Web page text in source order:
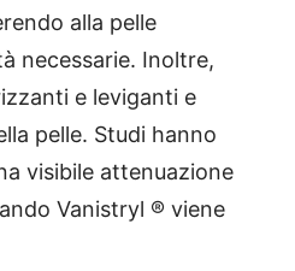
alla pelle
necessarie. Inoltre,
e leviganti e
pelle. Studi hanno
visibile attenuazione
Vanistryl ® viene